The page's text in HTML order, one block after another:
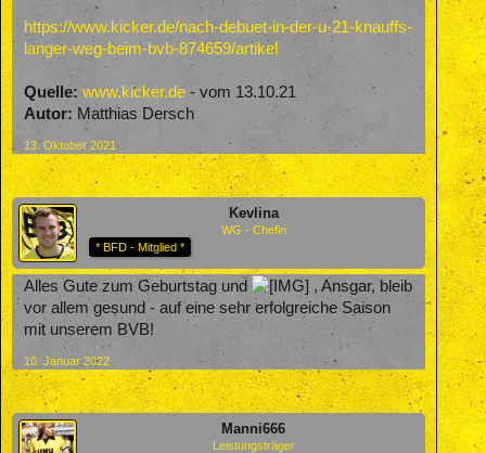
https://www.kicker.de/nach-debuet-in-der-u-21-knauffs-
langer-weg-beim-bvb-874659/artikel
Quelle: www.kicker.de - vom 13.10.21
Autor: Matthias Dersch
13. Oktober 2021
Kevlina
WG - Chefin
* BFD - Mitglied *
Alles Gute zum Geburtstag und
, Ansgar, bleib
vor allem gesund - auf eine sehr erfolgreiche Saison
mit unserem BVB!
10. Januar 2022
Manni666
Leistungsträger